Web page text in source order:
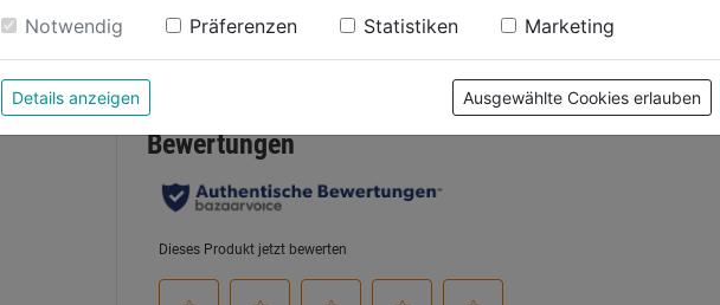
Bewertung
Weitere Informationen findest du in unserer Datenschutzerklärung
Notwendig Präferenzen Statistiken Marketing
Details anzeigen Ausgewählte Cookies erlauben